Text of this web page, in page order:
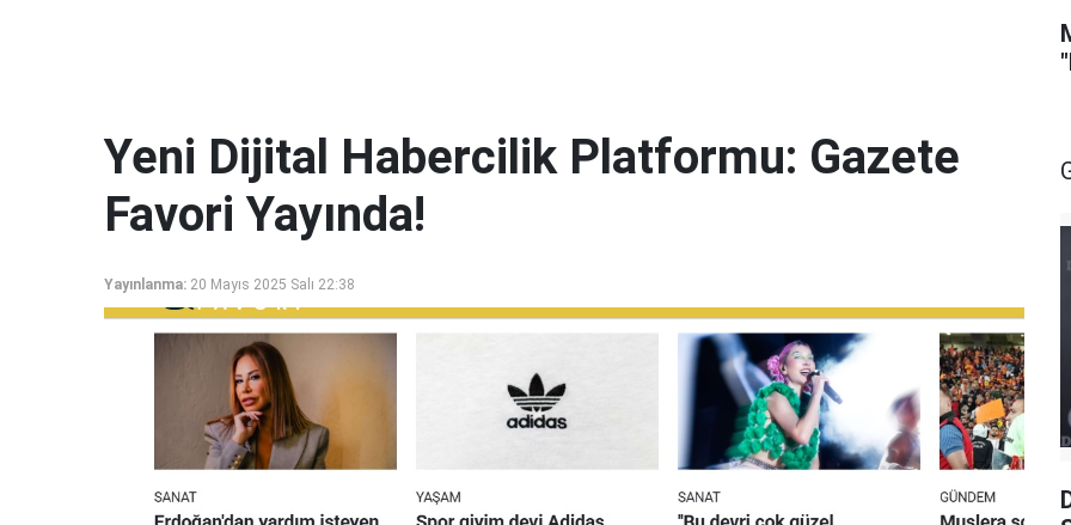
Yeni Dijital Habercilik Platformu: Gazete
Favori Yayında!
Yayınlanma: 20 Mayıs 2025 Salı 22:38